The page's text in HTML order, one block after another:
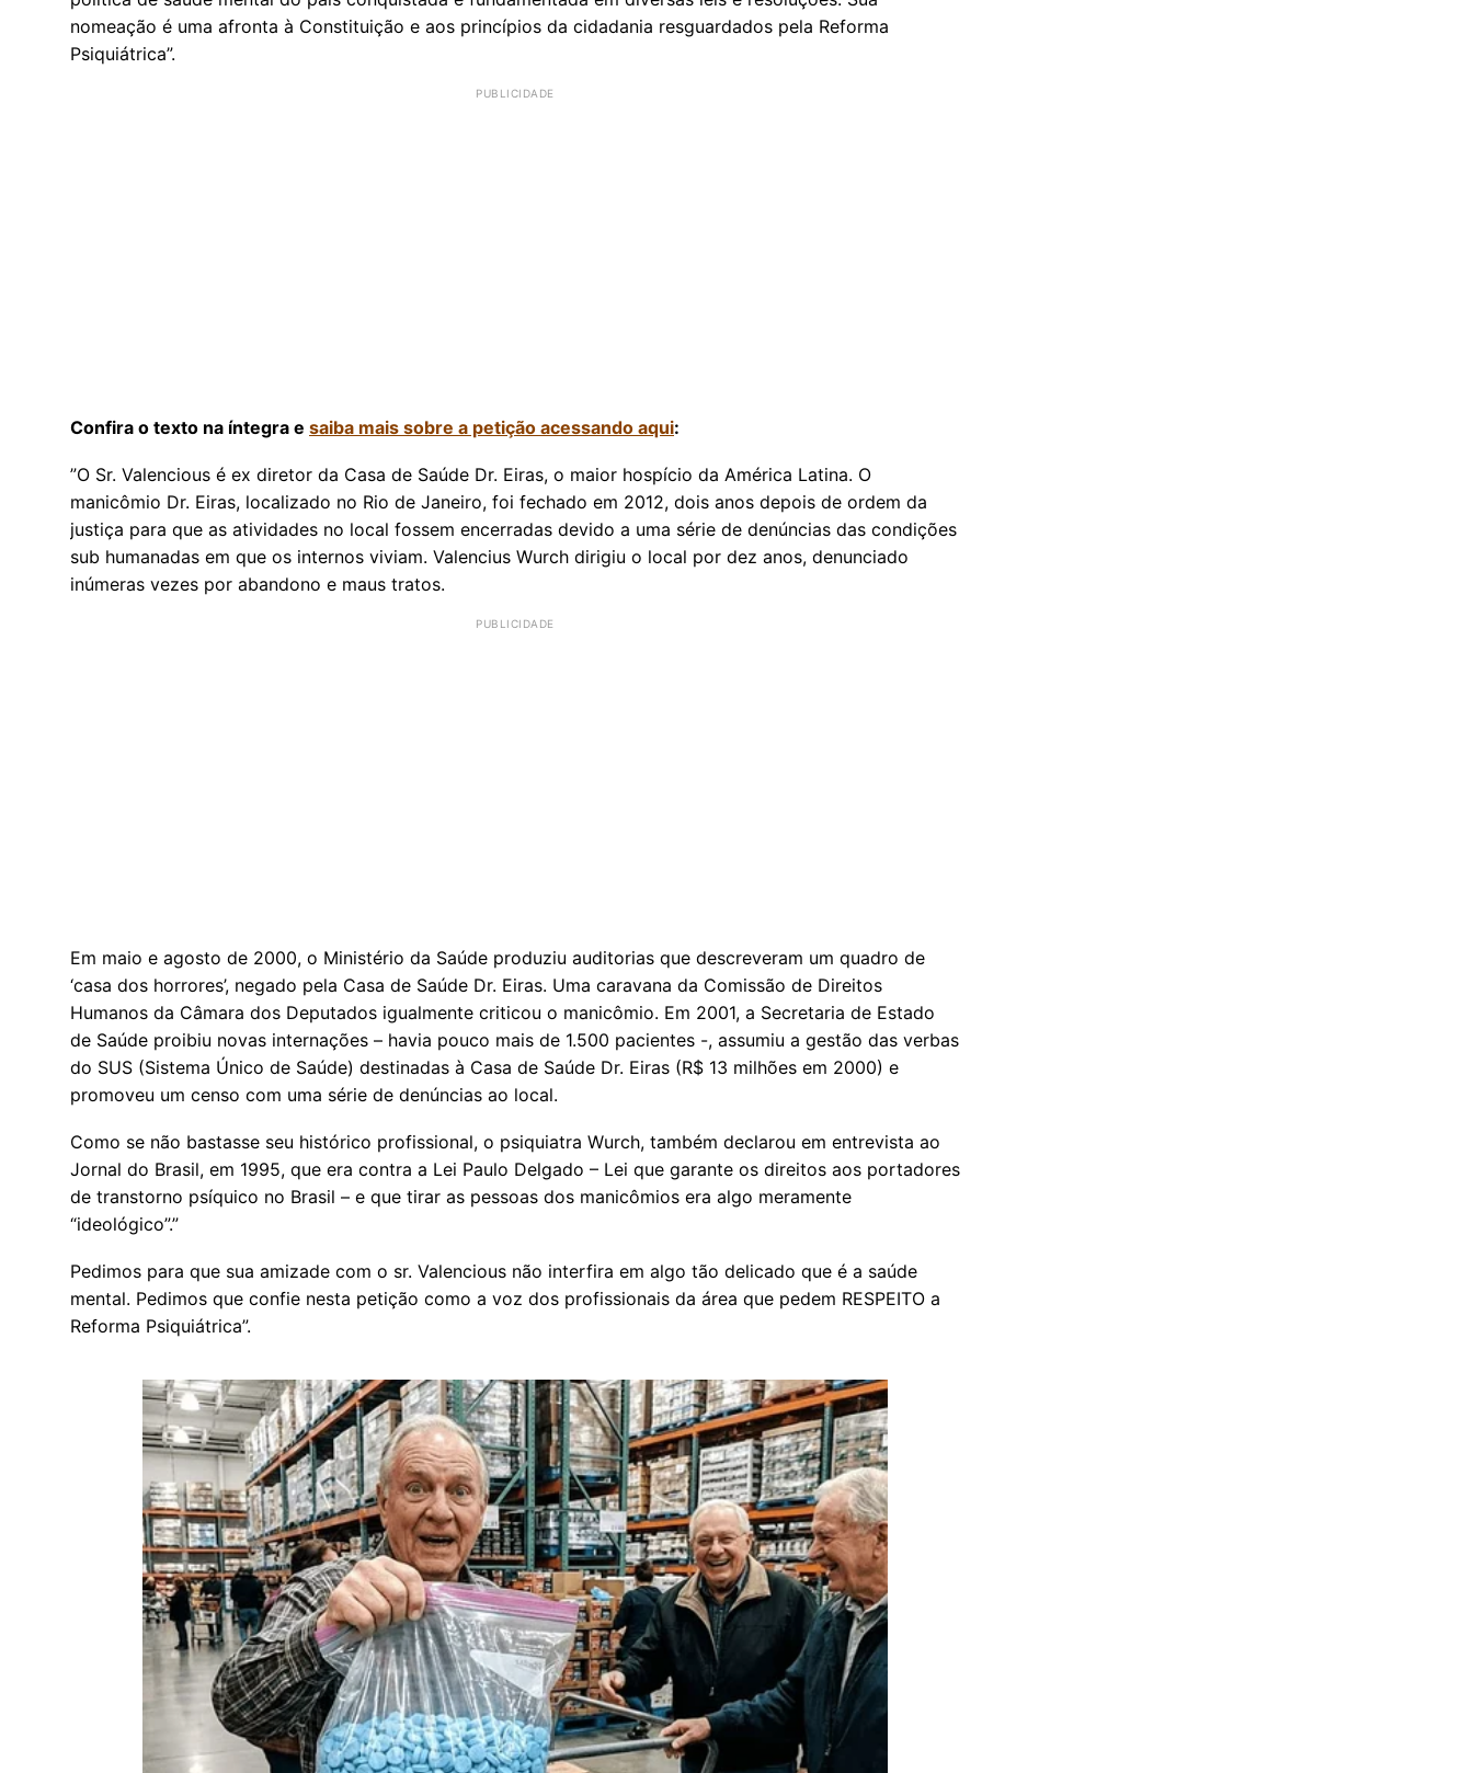
nomeação é uma afronta à Constituição e aos princípios da cidadania resguardados pela Reforma
Psiquiátrica”.
Confira o texto na íntegra e saiba mais sobre a petição acessando aqui:
”O Sr. Valencious é ex diretor da Casa de Saúde Dr. Eiras, o maior hospício da América Latina. O
manicômio Dr. Eiras, localizado no Rio de Janeiro, foi fechado em 2012, dois anos depois de ordem da
justiça para que as atividades no local fossem encerradas devido a uma série de denúncias das condições
sub humanadas em que os internos viviam. Valencius Wurch dirigiu o local por dez anos, denunciado
inúmeras vezes por abandono e maus tratos.
Em maio e agosto de 2000, o Ministério da Saúde produziu auditorias que descreveram um quadro de
‘casa dos horrores’, negado pela Casa de Saúde Dr. Eiras. Uma caravana da Comissão de Direitos
Humanos da Câmara dos Deputados igualmente criticou o manicômio. Em 2001, a Secretaria de Estado
de Saúde proibiu novas internações – havia pouco mais de 1.500 pacientes -, assumiu a gestão das verbas
do SUS (Sistema Único de Saúde) destinadas à Casa de Saúde Dr. Eiras (R$ 13 milhões em 2000) e
promoveu um censo com uma série de denúncias ao local.
Como se não bastasse seu histórico profissional, o psiquiatra Wurch, também declarou em entrevista ao
Jornal do Brasil, em 1995, que era contra a Lei Paulo Delgado – Lei que garante os direitos aos portadores
de transtorno psíquico no Brasil – e que tirar as pessoas dos manicômios era algo meramente
“ideológico”.”
Pedimos para que sua amizade com o sr. Valencious não interfira em algo tão delicado que é a saúde
mental. Pedimos que confie nesta petição como a voz dos profissionais da área que pedem RESPEITO a
Reforma Psiquiátrica”.